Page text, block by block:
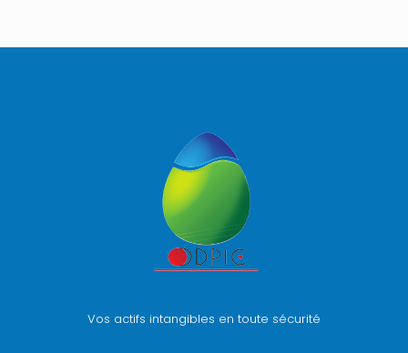
Vos actifs intangibles en toute sécurité